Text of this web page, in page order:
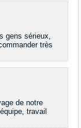
gens sérieux,
très
de notre
travail